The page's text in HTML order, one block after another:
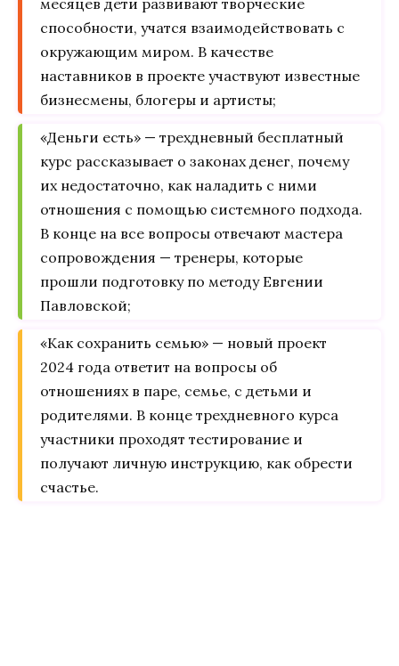
способности, учатся взаимодействовать с
окружающим миром. В качестве
наставников в проекте участвуют известные
бизнесмены, блогеры и артисты;
«Деньги есть» — трехдневный бесплатный
курс рассказывает о законах денег, почему
их недостаточно, как наладить с ними
отношения с помощью системного подхода.
В конце на все вопросы отвечают мастера
сопровождения — тренеры, которые
прошли подготовку по методу Евгении
Павловской;
«Как сохранить семью» — новый проект
2024 года ответит на вопросы об
отношениях в паре, семье, с детьми и
родителями. В конце трехдневного курса
участники проходят тестирование и
получают личную инструкцию, как обрести
счастье.